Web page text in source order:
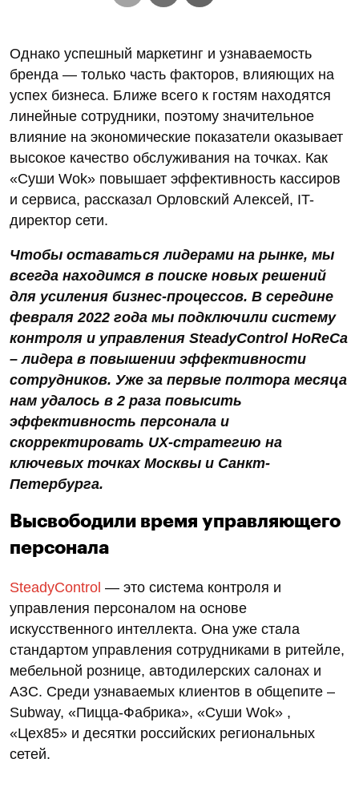
Однако успешный маркетинг и узнаваемость
бренда — только часть факторов, влияющих на
успех бизнеса. Ближе всего к гостям находятся
линейные сотрудники, поэтому значительное
влияние на экономические показатели оказывает
высокое качество обслуживания на точках. Как
«Суши Wok» повышает эффективность кассиров
и сервиса, рассказал Орловский Алексей, IT-
директор сети.
Чтобы оставаться лидерами на рынке, мы
всегда находимся в поиске новых решений
для усиления бизнес-процессов. В середине
февраля 2022 года мы подключили систему
контроля и управления SteadyControl HoReCa
– лидера в повышении эффективности
сотрудников. Уже за первые полтора месяца
нам удалось в 2 раза повысить
эффективность персонала и
скорректировать UX-стратегию на
ключевых точках Москвы и Санкт-
Петербурга.
Высвободили время управляющего
персонала
SteadyControl — это система контроля и
управления персоналом на основе
искусственного интеллекта. Она уже стала
стандартом управления сотрудниками в ритейле,
мебельной рознице, автодилерских салонах и
АЗС. Среди узнаваемых клиентов в общепите –
Subway, «Пицца-Фабрика», «Суши Wok» ,
«Цех85» и десятки российских региональных
сетей.